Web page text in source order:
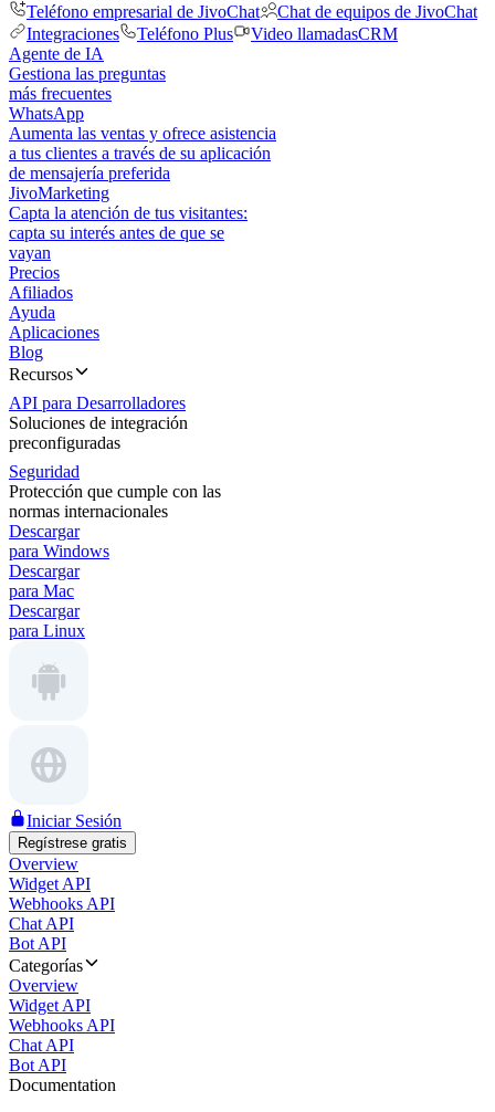
Teléfono empresarial de JivoChat
Chat de equipos de JivoChat
Integraciones
Teléfono Plus Video llamadasCRM
Agente de IA
Gestiona las preguntas
más frecuentes
WhatsApp
Aumenta las ventas y ofrece asistencia
a tus clientes a través de su aplicación
de mensajería preferida
JivoMarketing
Capta la atención de tus visitantes:
capta su interés antes de que se
vayan
Precios
Afiliados
Ayuda
Aplicaciones
Blog
Recursos
API para Desarrolladores
Soluciones de integración
preconfiguradas
Seguridad
Protección que cumple con las
normas internacionales
Descargar
para Windows
Descargar
para Mac
Descargar
para Linux
Iniciar Sesión
Regístrese gratis
Overview
Widget API
Webhooks API
Chat API
Bot API
Categorías
Overview
Widget API
Webhooks API
Chat API
Bot API
Documentation